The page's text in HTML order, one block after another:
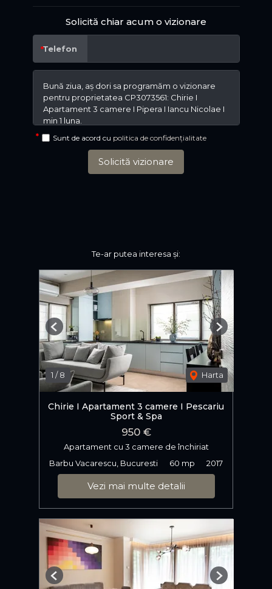
Solicită chiar acum o vizionare
Telefon
Sunt de acord cu politica de confidențialitate
Solicită vizionare
Te-ar putea interesa și:
1 /8 Harta
Previous Next
Chirie I Apartament 3 camere I Pescariu
Sport & Spa
950 €
Apartament cu 3 camere de închiriat
Barbu Vacarescu, Bucuresti
60 mp 2017
Vezi mai multe detalii
Previous Next